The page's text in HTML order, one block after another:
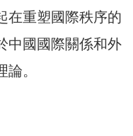
在重塑國際秩序的
中國國際關係和外
。